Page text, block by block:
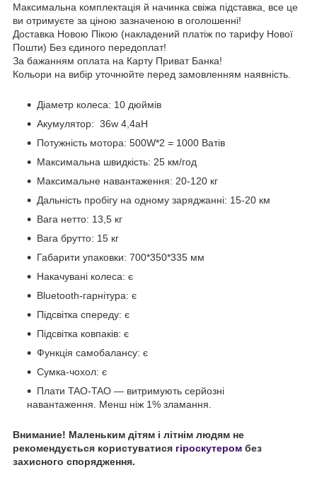
Максимальна комплектація й начинка свіжа підставка, все це
ви отримуєте за ціною зазначеною в оголошенні!
Доставка Новою Пікою (накладений платіж по тарифу Нової
Пошти) Без єдиного передоплат!
За бажанням оплата на Карту Приват Банка!
Кольори на вибір уточнюйте перед замовленням наявність.
Діаметр колеса: 10 дюймів
Акумулятор: 36w 4,4aH
Потужність мотора: 500W*2 = 1000 Ватів
Максимальна швидкість: 25 км/год
Максимальне навантаження: 20-120 кг
Дальність пробігу на одному заряджанні: 15-20 км
Вага нетто: 13,5 кг
Вага брутто: 15 кг
Габарити упаковки: 700*350*335 мм
Накачувані колеса: є
Bluetooth-гарнітура: є
Підсвітка спереду: є
Підсвітка ковпаків: є
Функція самобалансу: є
Сумка-чохол: є
Плати TAO-TAO — витримують серйозні
навантаження. Менш ніж 1% зламання.
Внимание! Маленьким дітям і літнім людям не
рекомендується користуватися гіроскутером без
захисного спорядження.